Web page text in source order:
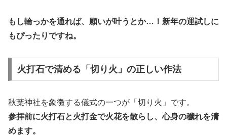
もし輪っかを通れば、願いが叶うとか…！新年の運試しに
もぴったりですね。
火打石で清める「切り火」の正しい作法
秋葉神社を象徴する儀式の一つが「切り火」です。
参拝前に火打石と火打金で火花を散らし、心身の穢れを清
めます。